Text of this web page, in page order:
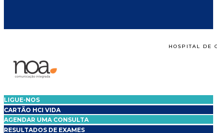
HOSPITAL DE
LIGUE-NOS
CARTÃO HCI VIDA
AGENDAR UMA CONSULTA
RESULTADOS DE EXAMES